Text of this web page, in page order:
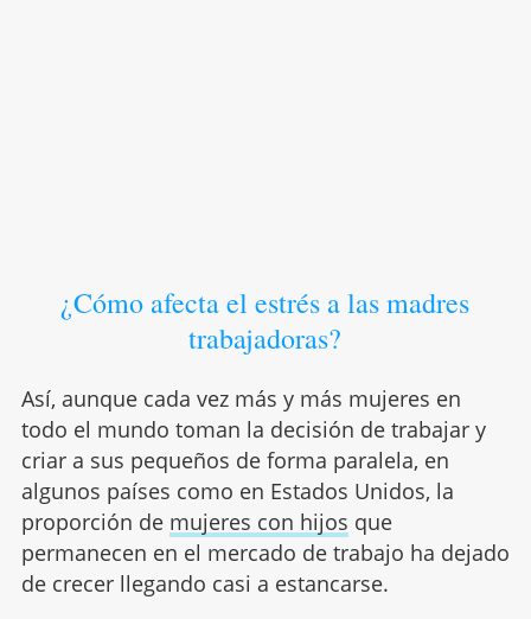
¿Cómo afecta el estrés a las madres
trabajadoras?
Así, aunque cada vez más y más mujeres en
todo el mundo toman la decisión de trabajar y
criar a sus pequeños de forma paralela, en
algunos países como en Estados Unidos, la
proporción de mujeres con hijos que
permanecen en el mercado de trabajo ha dejado
de crecer llegando casi a estancarse.